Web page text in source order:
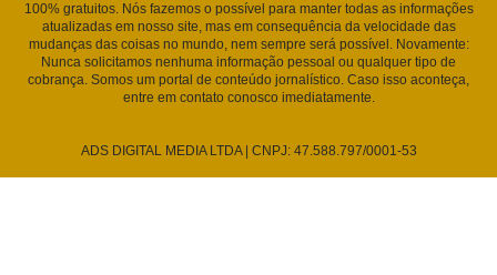
100% gratuitos. Nós fazemos o possível para manter todas as informações
atualizadas em nosso site, mas em consequência da velocidade das
mudanças das coisas no mundo, nem sempre será possível. Novamente:
Nunca solicitamos nenhuma informação pessoal ou qualquer tipo de
cobrança. Somos um portal de conteúdo jornalístico. Caso isso aconteça,
entre em contato conosco imediatamente.
ADS DIGITAL MEDIA LTDA | CNPJ: 47.588.797/0001-53